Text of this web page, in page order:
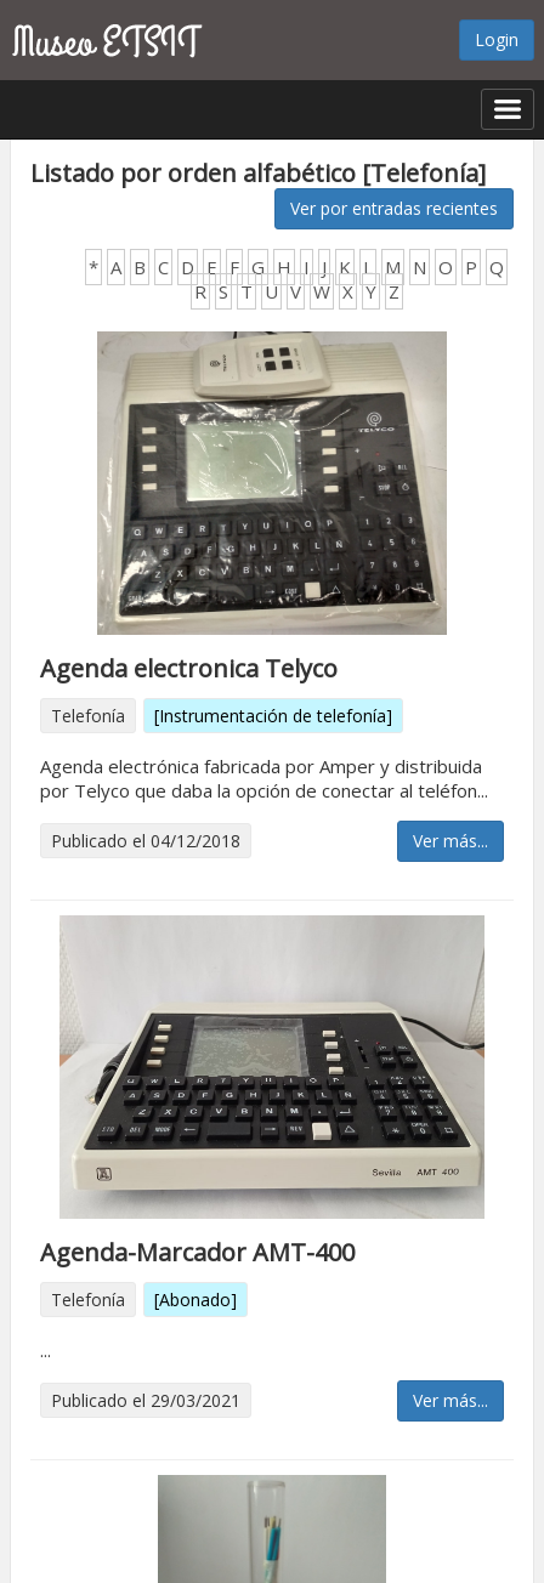
Login
Listado por orden alfabético [Telefonía]
Ver por entradas recientes
* A B C D E F G H I J K L M N O P Q
R S T U V W X Y Z
Agenda electronica Telyco
Telefonía [Instrumentación de telefonía]
Agenda electrónica fabricada por Amper y distribuida
por Telyco que daba la opción de conectar al teléfon...
Publicado el 04/12/2018 Ver más...
Agenda-Marcador AMT-400
Telefonía [Abonado]
...
Publicado el 29/03/2021 Ver más...